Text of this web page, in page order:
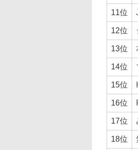
11位
12位
13位
14位
15位
16位
17位
18位